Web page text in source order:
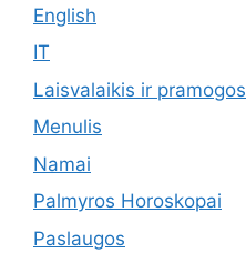
English
IT
Laisvalaikis ir pramogos
Menulis
Namai
Palmyros Horoskopai
Paslaugos